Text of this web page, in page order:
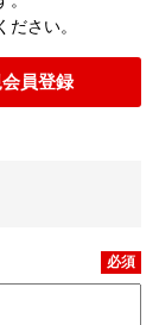
さい。
員登録
必須